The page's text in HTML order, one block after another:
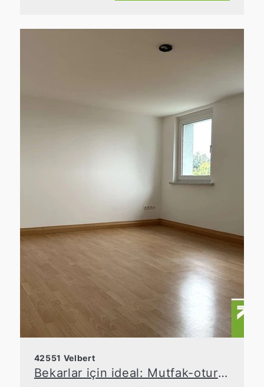
42551 Velbert
Bekarlar için ideal: Mutfak-oturma odası ve bahçesi olan şirin daire